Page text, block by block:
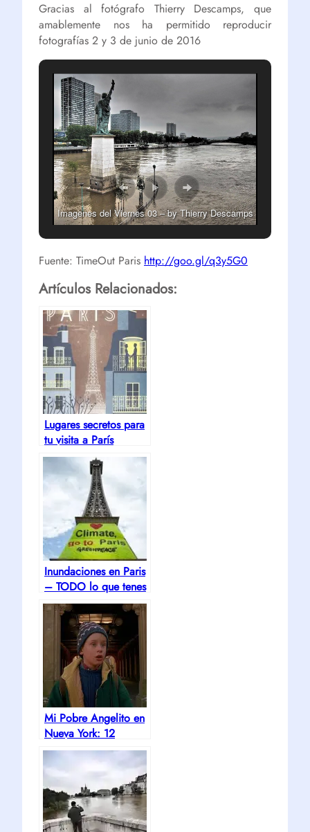
Gracias al fotógrafo Thierry Descamps, que
amablemente nos ha permitido reproducir
fotografías 2 y 3 de junio de 2016
Imagenes del Viernes 03 – by Thierry Descamps
Fuente: TimeOut Paris http://goo.gl/q3y5G0
Artículos Relacionados:
Lugares secretos para
tu visita a París
Inundaciones en Paris
– TODO lo que tenes
que saber
Mi Pobre Angelito en
Nueva York: 12
Locaciones Reales +
Mapa 2026